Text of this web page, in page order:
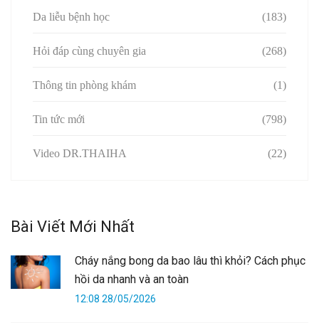
Da liễu bệnh học (183)
Hỏi đáp cùng chuyên gia (268)
Thông tin phòng khám (1)
Tin tức mới (798)
Video DR.THAIHA (22)
Bài Viết Mới Nhất
Cháy nắng bong da bao lâu thì khỏi? Cách phục
hồi da nhanh và an toàn
12:08 28/05/2026